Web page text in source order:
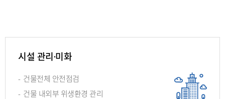
시설 관리·미화
- 건물전체 안전점검
- 건물 내외부 위생환경 관리